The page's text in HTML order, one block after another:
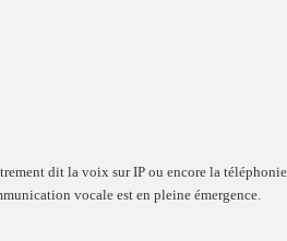
dit la voix sur IP ou encore la
vocale est en pleine émergence.